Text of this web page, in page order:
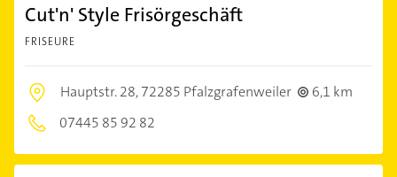
Cut'n' Style Frisörgeschäft
FRISEURE
Hauptstr. 28,72285 Pfalzgrafenweiler
6,1 km
07445 85 92 82